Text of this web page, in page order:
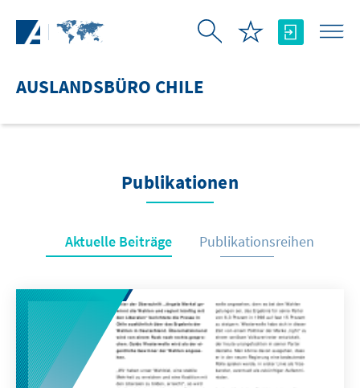
AUSLANDSBÜRO CHILE
Publikationen
Aktuelle Beiträge Publikationsreihen